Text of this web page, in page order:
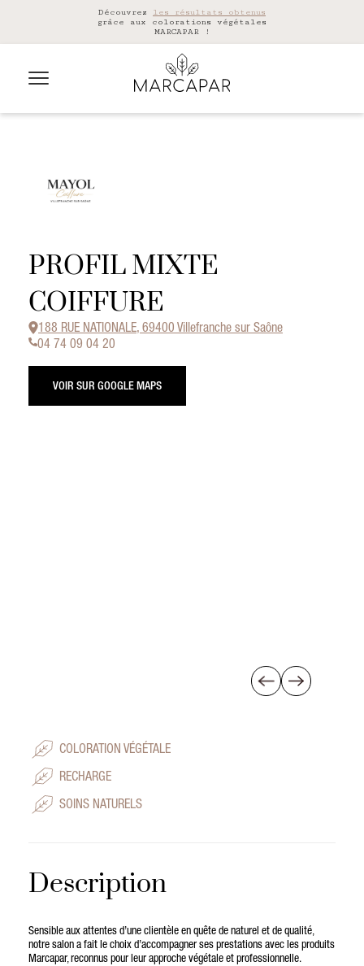
Découvrez les résultats obtenus
grâce aux colorations végétales
MARCAPAR !
PROFIL MIXTE
COIFFURE
188 RUE NATIONALE, 69400 Villefranche sur Saône
04 74 09 04 20
VOIR SUR GOOGLE MAPS
COLORATION VÉGÉTALE
RECHARGE
SOINS NATURELS
Description
Sensible aux attentes d’une clientèle en quête de naturel et de qualité,
notre salon a fait le choix d’accompagner ses prestations avec les produits
Marcapar, reconnus pour leur approche végétale et professionnelle.